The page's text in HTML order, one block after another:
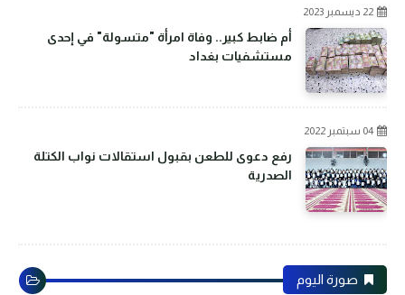
22 ديسمبر 2023
أم ضابط كبير.. وفاة امرأة "متسولة" في إحدى
مستشفيات بغداد
04 سبتمبر 2022
رفع دعوى للطعن بقبول استقالات نواب الكتلة
الصدرية
صورة اليوم